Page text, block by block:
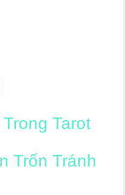
Tarot
Trốn Tránh